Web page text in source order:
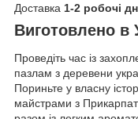
Доставка 1-2 робочі
Виготовлено в
Проведіть час із
пазлам з деревени
Пориньте у власну
майстрами з